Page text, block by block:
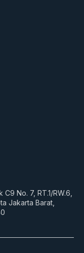
No. 7, RT.1/RW.6,
Jakarta Barat,